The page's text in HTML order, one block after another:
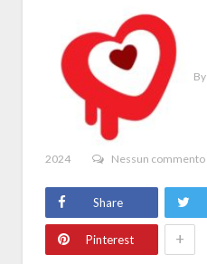
By
2024 Nessun commento
Share
Pinterest +